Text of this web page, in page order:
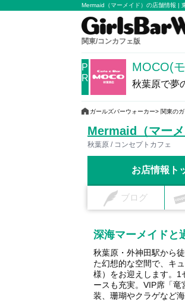
Mermaid（マーメイド）の店舗情報 |
関東/コンカフェ版
P
R
MOCO(
秋葉原で夢
ガールズバーウォーカー 関東の
Mermaid（マーメ
秋葉原 / コンセプトカフェ
お店情報ト
ブログ
深海マーメイドと
秋葉原・外神田駅から
た幻想的な空間で、キ
様）をお迎えします。1
ースも充実。VIP席「
装、珊瑚やクラゲなど